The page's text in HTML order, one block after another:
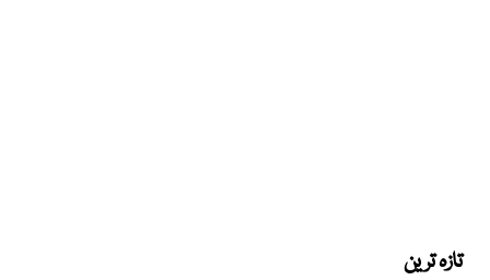
تازہ ترین